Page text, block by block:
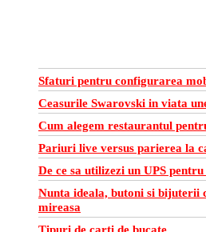
Sfaturi pentru configurarea
Ceasurile Swarovski in viata
Cum alegem restaurantul
Pariuri live versus parierea la
De ce sa utilizezi un UPS
Nunta ideala, butoni si bijuterii
mireasa